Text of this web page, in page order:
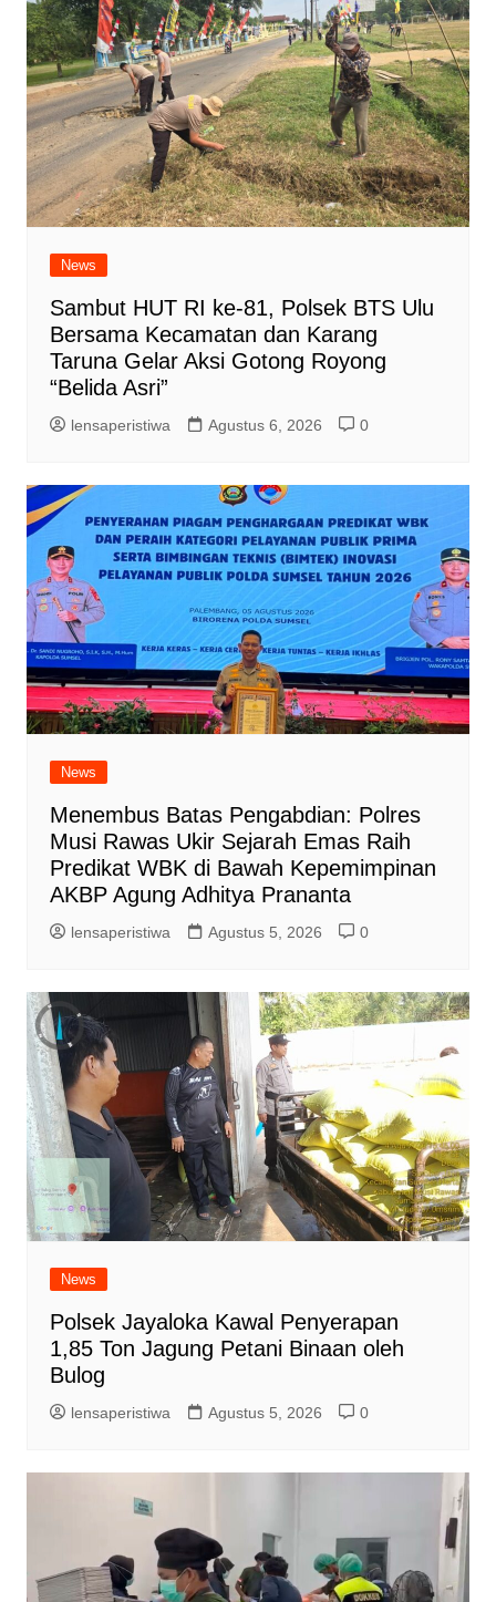
News
Sambut HUT RI ke-81, Polsek BTS Ulu
Bersama Kecamatan dan Karang
Taruna Gelar Aksi Gotong Royong
“Belida Asri”
lensaperistiwa Agustus 6, 2026 0
News
Menembus Batas Pengabdian: Polres
Musi Rawas Ukir Sejarah Emas Raih
Predikat WBK di Bawah Kepemimpinan
AKBP Agung Adhitya Prananta
lensaperistiwa Agustus 5, 2026 0
News
Polsek Jayaloka Kawal Penyerapan
1,85 Ton Jagung Petani Binaan oleh
Bulog
lensaperistiwa Agustus 5, 2026 0